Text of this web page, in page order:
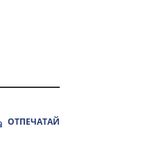
ОТПЕЧАТАЙ